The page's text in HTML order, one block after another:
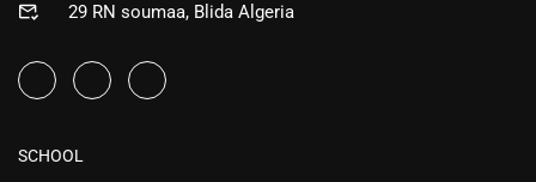
29 RN soumaa, Blida Algeria
SCHOOL